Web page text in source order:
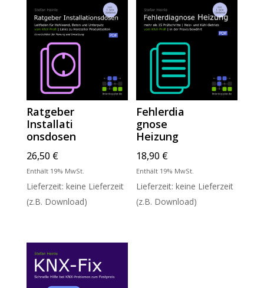
Ratgeber
Installati
onsdosen
26,50 €
Enthält 19% MwSt.
Lieferzeit: keine Lieferzeit
(z.B. Download)
Fehlerdia
gnose
Heizung
18,90 €
Enthält 19% MwSt.
Lieferzeit: keine Lieferzeit
(z.B. Download)